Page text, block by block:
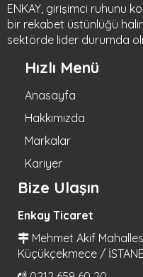
ENKAY, girişimci ruhunu
bir rekabet üstünlüğü
sektörde lider durumda
Hızlı Menü
Anasayfa
Hakkımızda
Markalar
Kariyer
Bize Ulaşın
Enkay Ticaret
Mehmet Akif
Küçükçekmece /